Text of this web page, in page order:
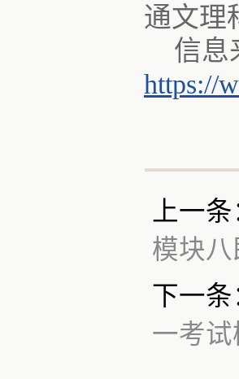
通文理
信息
https://
上一
模块
下一条
一考